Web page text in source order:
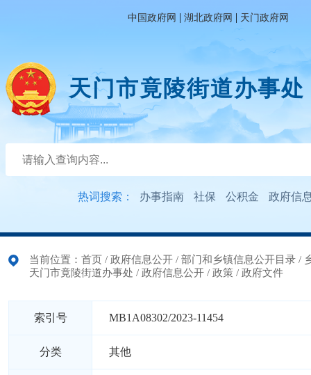
中国政府网 | 湖北政府网 | 天门政府网
天门市竟陵街道办事处
热词搜索： 办事指南 社保 公积金 政府信
当前位置： 首页 / 政府信息公开 / 部门和乡镇信息公开目录 /
天门市竟陵街道办事处 / 政府信息公开 / 政策 / 政府文件
索引号 MB1A08302/2023-11454
分类 其他